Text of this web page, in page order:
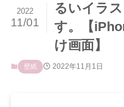
るいイラ
す。【
け画面】
2022
11/01
壁紙 2022年11月1日